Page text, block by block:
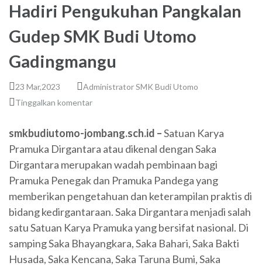
Hadiri Pengukuhan Pangkalan
Gudep SMK Budi Utomo
Gadingmangu
23 Mar,2023
Administrator SMK Budi Utomo
Tinggalkan komentar
smkbudiutomo-jombang.sch.id –Satuan Karya
Pramuka Dirgantara atau dikenal dengan Saka
Dirgantara merupakan wadah pembinaan bagi
Pramuka Penegak dan Pramuka Pandega yang
memberikan pengetahuan dan keterampilan praktis di
bidang kedirgantaraan. Saka Dirgantara menjadi salah
satu Satuan Karya Pramuka yang bersifat nasional. Di
samping Saka Bhayangkara, Saka Bahari, Saka Bakti
Husada, Saka Kencana, Saka Taruna Bumi, Saka